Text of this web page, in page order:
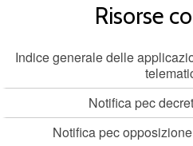
Risorse
Indice generale delle
Notifica pec
Notifica pec